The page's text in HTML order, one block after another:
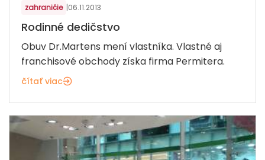
zahraničie |06.11.2013
Rodinné dedičstvo
Obuv Dr.Martens mení vlastníka. Vlastné aj
franchisové obchody získa firma Permitera.
čítať viac